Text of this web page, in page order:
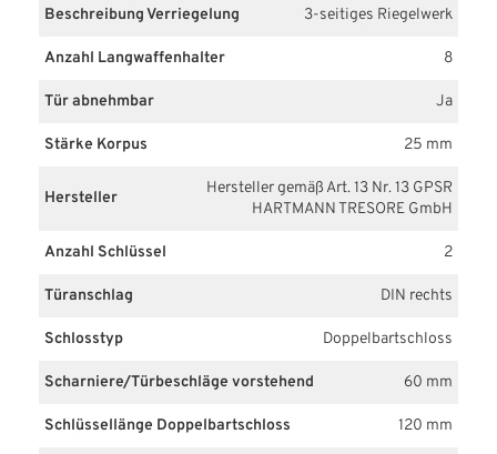
Beschreibung Verriegelung 3-seitiges Riegelwerk
Anzahl Langwaffenhalter 8
Tür abnehmbar Ja
Stärke Korpus 25 mm
Hersteller
Hersteller gemäß Art. 13 Nr. 13 GPSR
HARTMANN TRESORE GmbH
Anzahl Schlüssel 2
Türanschlag DIN rechts
Schlosstyp Doppelbartschloss
Scharniere/Türbeschläge vorstehend 60 mm
Schlüssellänge Doppelbartschloss 120 mm